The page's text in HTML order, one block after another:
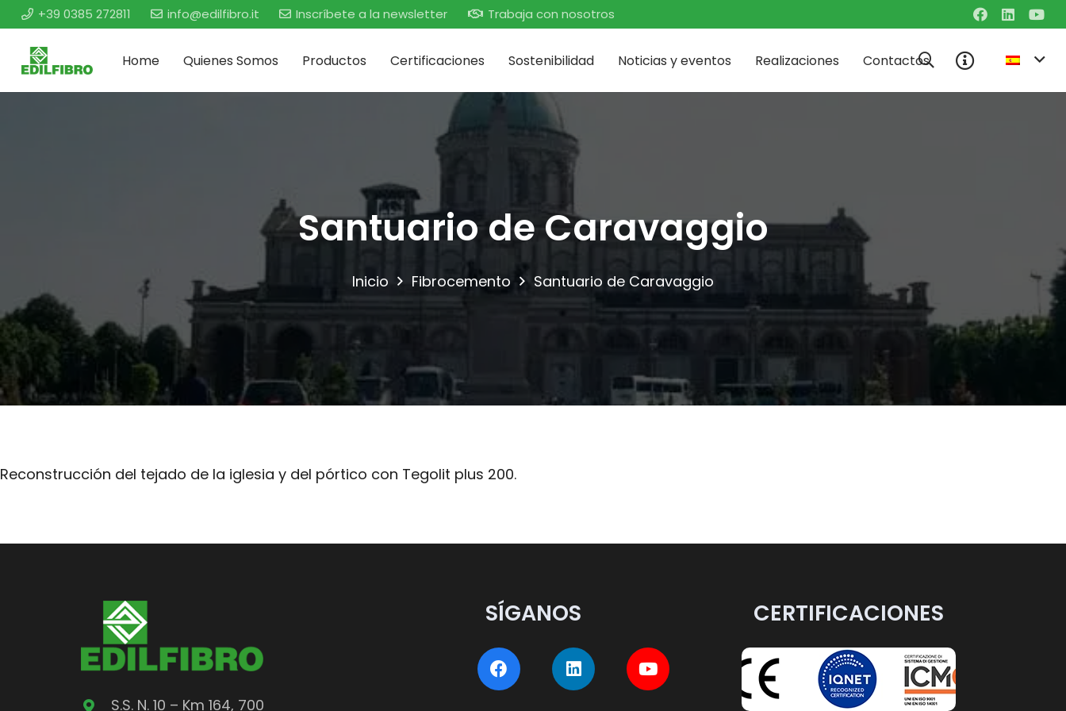
+39 0385 272811 info@edilfibro.it Inscríbete a la newsletter Trabaja con nosotros
Home Quienes Somos Productos Certificaciones Sostenibilidad Noticias y eventos Realizaciones Contactos
Santuario de Caravaggio
Inicio Fibrocemento Santuario de Caravaggio
Reconstrucción del tejado de la iglesia y del pórtico con Tegolit plus 200.
S.S. N. 10 – Km 164, 700
SÍGANOS CERTIFICACIONES